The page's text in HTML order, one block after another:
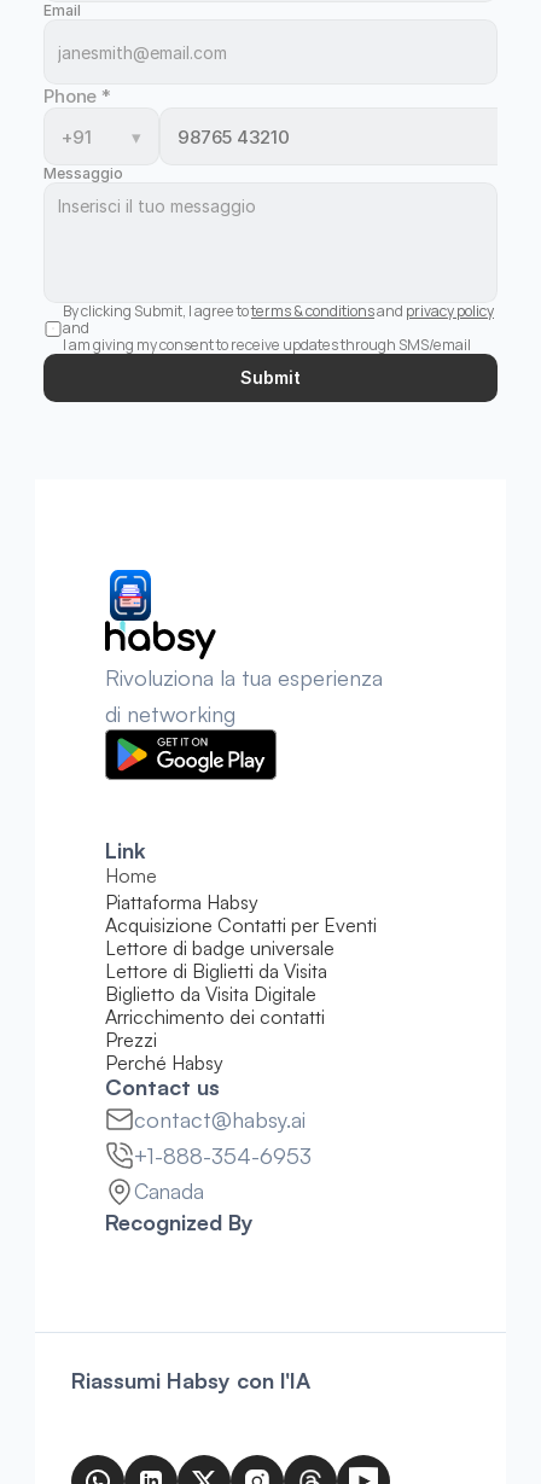
Email
Phone *
+91
▾
Messaggio
By clicking Submit, I agree to terms & conditions and privacy policy
and
I am giving my consent to receive updates through SMS/email
Submit
Rivoluziona la tua esperienza
di networking
Link
Home
Piattaforma Habsy
Acquisizione Contatti per Eventi
Lettore di badge universale
Lettore di Biglietti da Visita
Biglietto da Visita Digitale
Arricchimento dei contatti
Prezzi
Perché Habsy
Contact us
contact@habsy.ai
+1-888-354-6953
Canada
Recognized By
Riassumi Habsy con l'IA